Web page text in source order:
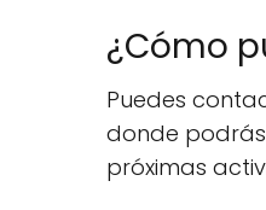
¿Cómo
Puedes
donde
próximas